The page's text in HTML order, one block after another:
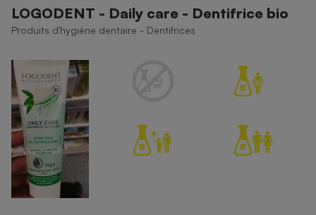
LOGODENT - Daily care - Dentifrice bio
Produits d'hygiène dentaire - Dentifrices